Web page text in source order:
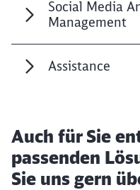
Social Media
Management
Assistance
Auch für Sie
passenden
Sie uns gern